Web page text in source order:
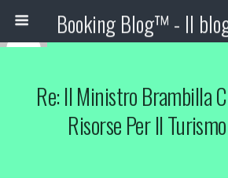
Re: Il Ministro Brambilla
Risorse Per Il